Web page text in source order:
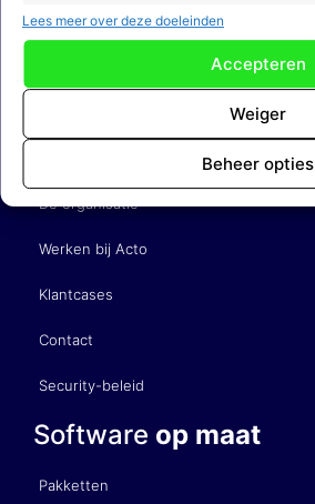
Lees meer over deze doeleinden
Accepteren
Weiger
Beheer opties
Contact
info@acto.nl
De organisatie
Werken bij Acto
Klantcases
Contact
Security-beleid
Software op maat
Pakketten